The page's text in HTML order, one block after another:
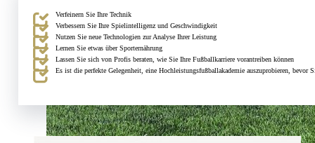
Verfeinern Sie Ihre Technik
Verbessern Sie Ihre Spielintelligenz und Geschwindigkeit
Nutzen Sie neue Technologien zur Analyse Ihrer Leistung
Lernen Sie etwas über Sporternährung
Lassen Sie sich von Profis beraten, wie Sie Ihre Fußballkarriere vorantreiben können
Es ist die perfekte Gelegenheit, eine Hochleistungsfußballakademie auszuprobieren, bevor